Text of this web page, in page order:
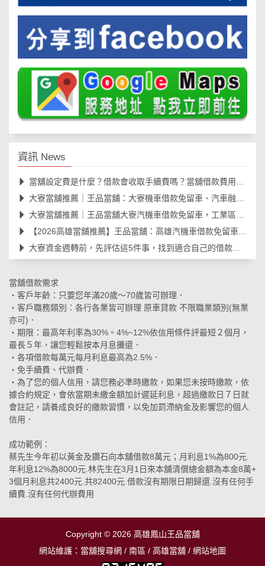
資訊 News
當舖設定費是什麼？借款會收取手續費嗎？當舖借款費用與規範一次看懂
大寮當舖推薦｜王品當舖：大寮機車借款免留車、汽車融資合法快速撥款
大寮當舖推薦｜王品當舖大寮汽機車借款免留車，工業區朋友最放心選擇
【2026高雄當舖推薦】王品當舖：高雄汽機車借款免留車、線上安全諮詢、資金周轉大
大寮資金週轉前，先評估這5件事，找到適合自己的借款方式
當舖借款需求
‧客戶年齡：只要您年滿20歲～70歲皆可辦理．
‧客戶職務類別：各行各業皆可辦理 原車貸款 不限職業類別(無業
亦可)．
‧期限：最高年利率為30%。4%~12%依信用條件評最短２個月，
最長５年，讓您輕鬆按本月息攤還．
‧各項借款每萬元每月利息最高為2.5%．
‧免手續費、代辦費．
‧為了您的個人信用，請您務必準時繳款，如果您未按時繳款，依
據合約規定，會依當期未繳金額加計遲延利息，超過繳款日７日就
會註記，請養成良好的繳款習慣，以免加罰滯納金及影響您的個人
信用．
成功範例：
蔡先生今年初以黃金及鑽石向本舖借款8萬元；月利息1%為800元.
年利息12%為8000元.林先生在3月1日來本舖清償總金額為本金8萬+
3個月利息共2400元.共82400元.借款沒有期限日期歸還.沒有任何手
續費.沒有任何代辦費用
Copyright © 2026 高雄鳳山王品當舖
網站維護： 當舖搜尋網 / 南區 / 高雄當舖 / 網站地圖